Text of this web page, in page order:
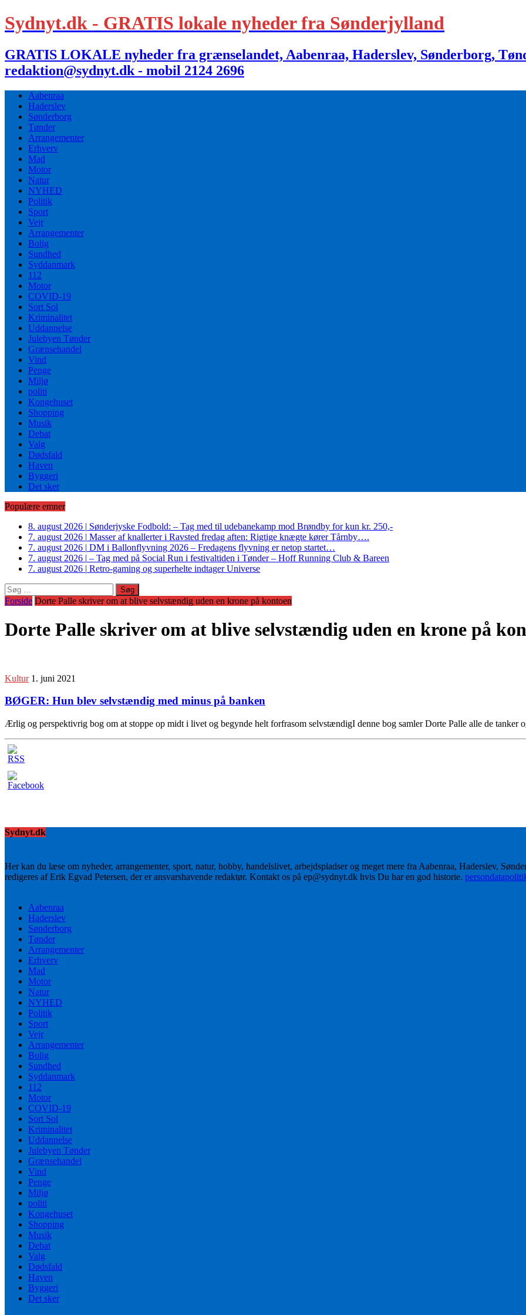
Sydnyt.dk - GRATIS lokale nyheder fra Sønderjylland
GRATIS LOKALE nyheder fra grænselandet, Aabenraa, Haderslev, Sønderborg,
redaktion@sydnyt.dk - mobil 2124 2696
Aabenraa
Haderslev
Sønderborg
Tønder
Arrangementer
Erhverv
Mad
Motor
Natur
NYHED
Politik
Sport
Vejr
Arrangementer
Bolig
Sundhed
Syddanmark
112
Motor
COVID-19
Sort Sol
Kriminalitet
Uddannelse
Julebyen Tønder
Grænsehandel
Vind
Penge
Miljø
politi
Kongehuset
Shopping
Musik
Debat
Valg
Dødsfald
Haven
Byggeri
Det sker
Populære emner
8. august 2026 | Sønderjyske Fodbold: – Tag med til udebanekamp mod Brøndby for kun kr. 250,-
7. august 2026 | Masser af knallerter i Ravsted fredag aften: Rigtige knægte kører Tårnby….
7. august 2026 | DM i Ballonflyvning 2026 – Fredagens flyvning er netop startet…
7. august 2026 | – Tag med på Social Run i festivaltiden i Tønder – Hoff Running Club & Bareen
7. august 2026 | Retro-gaming og superhelte indtager Universe
Søg
efter:
Forside Dorte Palle skriver om at blive selvstændig uden en krone på kontoen
Dorte Palle skriver om at blive selvstændig uden en krone på
Kultur 1. juni 2021
BØGER: Hun blev selvstændig med minus på banken
Ærlig og perspektivrig bog om at stoppe op midt i livet og begynde helt forfrasom selvstændigI denne bog samler Dorte Palle alle de tanker
Sydnyt.dk
Her kan du læse om nyheder, arrangementer, sport, natur, hobby, handelslivet, arbejdspladser og meget mere fra Aabenraa, Haderslev,
redigeres af Erik Egvad Petersen, der er ansvarshavende redaktør. Kontakt os på ep@sydnyt.dk hvis Du har en god historie.
Aabenraa
Haderslev
Sønderborg
Tønder
Arrangementer
Erhverv
Mad
Motor
Natur
NYHED
Politik
Sport
Vejr
Arrangementer
Bolig
Sundhed
Syddanmark
112
Motor
COVID-19
Sort Sol
Kriminalitet
Uddannelse
Julebyen Tønder
Grænsehandel
Vind
Penge
Miljø
politi
Kongehuset
Shopping
Musik
Debat
Valg
Dødsfald
Haven
Byggeri
Det sker